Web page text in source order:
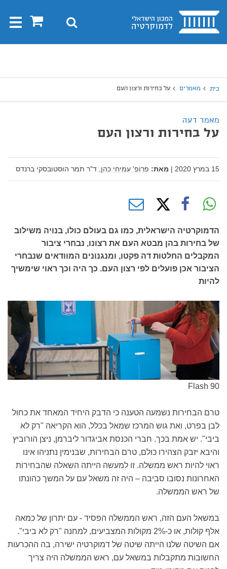
בית 0 חיפוש
בית מאמרים על בחירות ורצון העם
מאמר דעה
על בחירות ורצון העם
15 במרץ 2020 | מאת: פרופ' עמיחי כהן, ד"ר תמר הוסטובסקי ברנדס
הדמוקרטיה הישראלית, כמו גם בעולם כולו, בנויה משילוב
של בחירות בהן מבטא העם את רצונו, נבחרי ציבור
המקבלים החלטות דה פקטו, ומנגנונים המוודאים שנבחרי
הציבור אכן פועלים לפי רצון העם. כך היה וכך ראוי שימשיך
להיות
Flash 90
טרם הבחירות נשמעה הטענה כי הדבק היחיד המאחד את כחול
לבן בפרט, ואת גוש המרכז שמאל בכלל, הוא הקריאה "רק לא
ביבי". יש אמת בכך. חברי הכנסת אביגדור ליברמן, ניצן הורוביץ
והיבא יזבק הצהירו כולם, טרם הבחירות, שבנימין נתניהו אינו
ראוי להיות ראש ממשלה. זו למעשה הייתה השאלה שהבחירות
האחרונות נסובו סביבה – היה זה משאל עם על המשך כהונתו
של ראש הממשלה.
במשאל העם הזה, ראש הממשלה הפסיד - עם יתרון של כמאה
אלף קולות, או כ-2% מקולות המצביעים, למחנה "רק לא ביבי".
אם השיטה שלנו הייתה שיטה של דמוקרטיה ישירה, בה ההכרעות
החשובות מתקבלות במשאל עם, ראש הממשלה היה צריך